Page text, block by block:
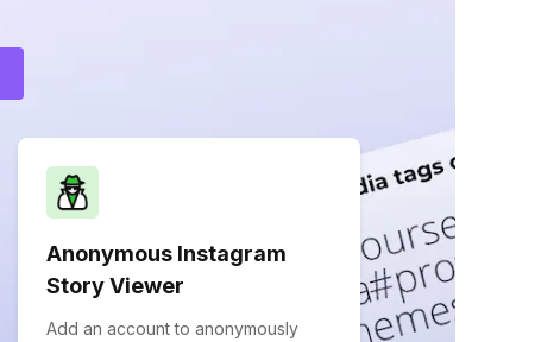
Anonymous Instagram
Story Viewer
Add an account to anonymously